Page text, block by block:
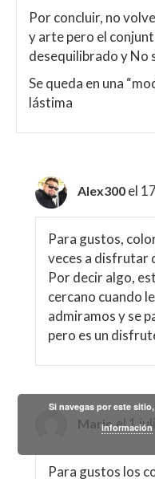
Por concluir, no
y arte pero el
desequilibrado y No
Se queda en una
lástima
Alex300 el
Para gustos,
veces a disfrutar
Por decir algo,
cercano cuando
admiramos y se
pero es un
Marioel 1
Para gustos los
Si navegas por este
información